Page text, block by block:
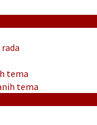
tema
tema